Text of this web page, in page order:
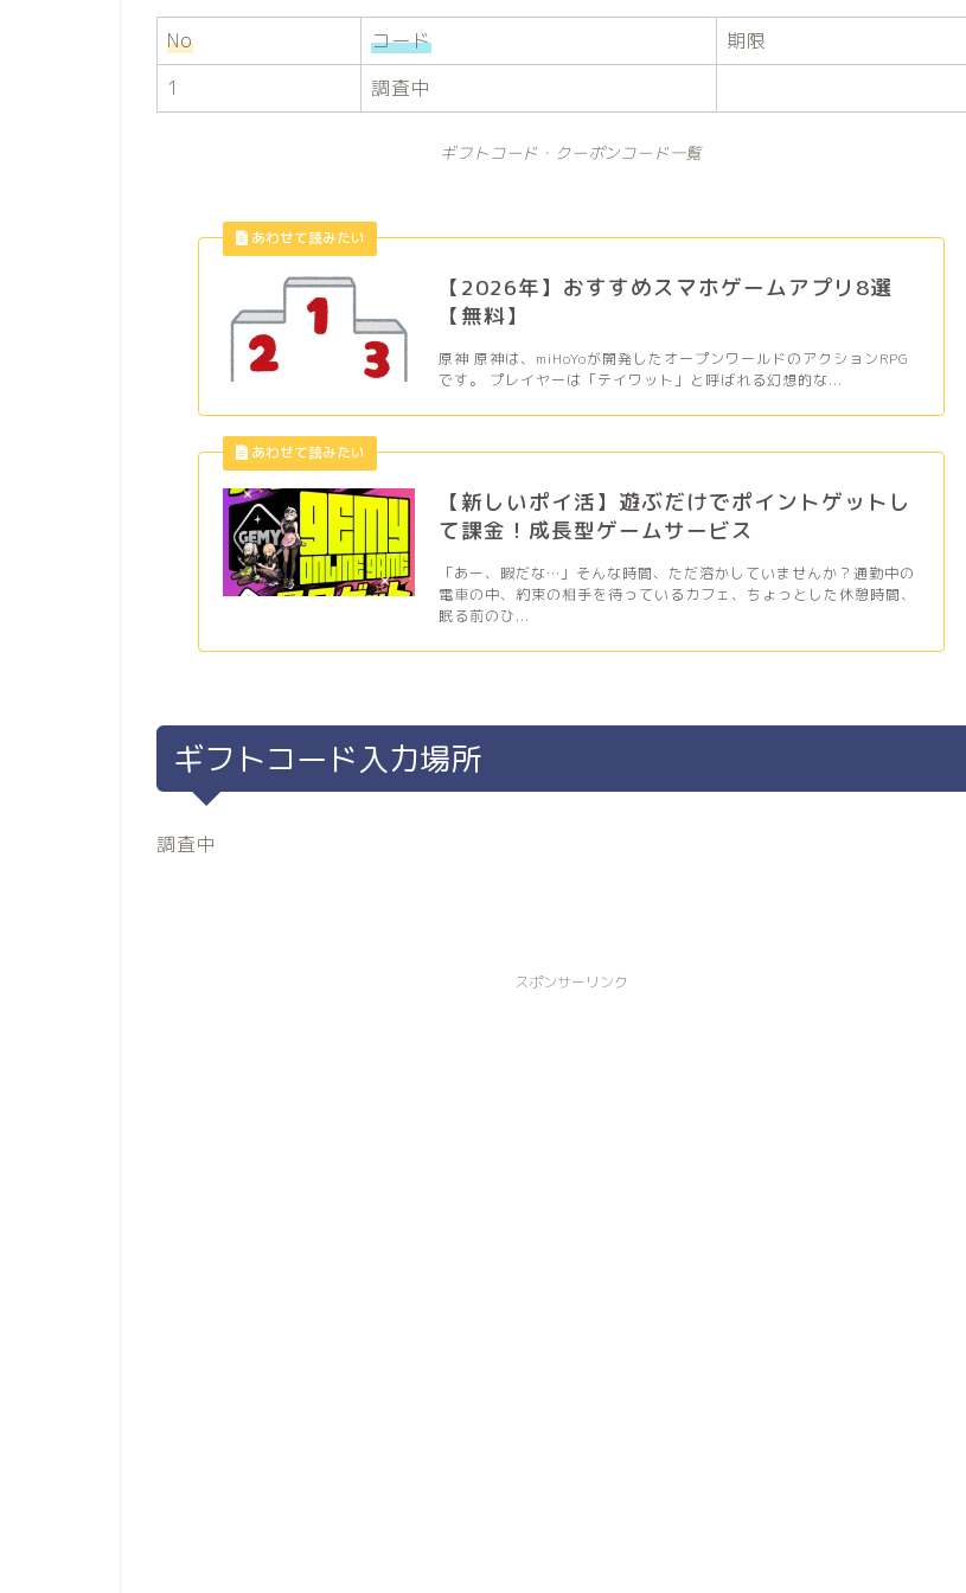
No コード
期限
1
調査中
ギフトコード・クーポンコード一覧
【2026年】おすすめスマホゲームアプリ8選
【無料】
原神 原神は、miHoYoが開発したオープンワールドのアクションRPG
です。 プレイヤーは「テイワット」と呼ばれる幻想的な...
【新しいポイ活】遊ぶだけでポイントゲットし
て課金！成長型ゲームサービス
「あー、暇だな…」そんな時間、ただ溶かしていませんか？通勤中の
電車の中、約束の相手を待っているカフェ、ちょっとした休憩時間、
眠る前のひ...
ギフトコード入力場所
調査中
スポンサーリンク